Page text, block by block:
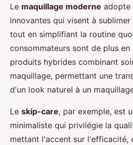
Le maquillage moderne adopte
innovantes qui visent à
tout en simplifiant la routine
consommateurs sont de plus
produits hybrides combinant
maquillage, permettant une
d'un look naturel à un
Le skip-care, par exemple, est
minimaliste qui privilégie la
mettant l'accent sur l'efficacité,